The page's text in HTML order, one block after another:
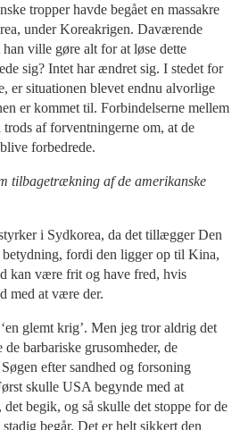
tropper havde begået en massakre
under Koreakrigen. Daværende
ville gøre alt for at løse dette
sig? Intet har ændret sig. I stedet for
er situationen blevet endnu alvorlige
er kommet til. Forbindelserne mellem
af forventningerne om, at de
forbedrede.
tilbagetrækning af de amerikanske
i Sydkorea, da det tillægger Den
fordi den ligger op til Kina,
kan være frit og have fred, hvis
med at være der.
glemt krig’. Men jeg tror aldrig det
barbariske grusomheder, de
efter sandhed og forsoning
skulle USA begynde med at
det begik, og så skulle det stoppe for de
begår. Det er helt sikkert den